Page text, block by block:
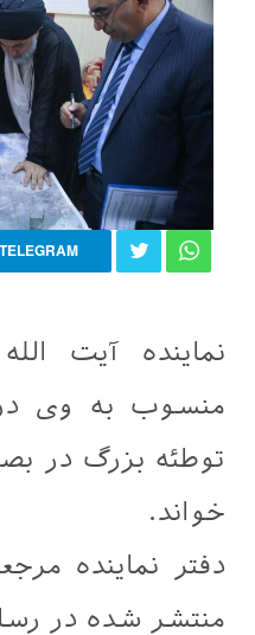
TELEGRAM
نماينده آيت
منسوب به وی
توطئه بزرگ در
خواند.
دفتر نماينده
منتشر شده در